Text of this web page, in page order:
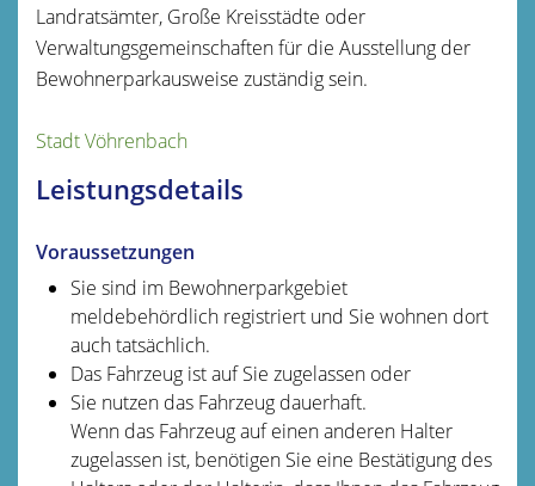
Landratsämter, Große Kreisstädte oder
Verwaltungsgemeinschaften für die Ausstellung der
Bewohnerparkausweise zuständig sein.
Stadt Vöhrenbach
Leistungsdetails
Voraussetzungen
Sie sind im Bewohnerparkgebiet
meldebehördlich registriert und Sie wohnen dort
auch tatsächlich.
Das Fahrzeug ist auf Sie zugelassen oder
Sie nutzen das Fahrzeug dauerhaft.
Wenn das Fahrzeug auf einen anderen Halter
zugelassen ist, benötigen Sie eine Bestätigung des